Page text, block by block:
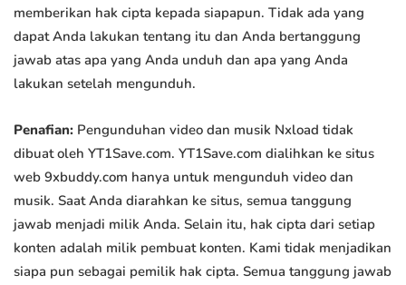
memberikan hak cipta kepada siapapun. Tidak ada yang
dapat Anda lakukan tentang itu dan Anda bertanggung
jawab atas apa yang Anda unduh dan apa yang Anda
lakukan setelah mengunduh.
Penafian: Pengunduhan video dan musik Nxload tidak
dibuat oleh YT1Save.com. YT1Save.com dialihkan ke situs
web 9xbuddy.com hanya untuk mengunduh video dan
musik. Saat Anda diarahkan ke situs, semua tanggung
jawab menjadi milik Anda. Selain itu, hak cipta dari setiap
konten adalah milik pembuat konten. Kami tidak menjadikan
siapa pun sebagai pemilik hak cipta. Semua tanggung jawab